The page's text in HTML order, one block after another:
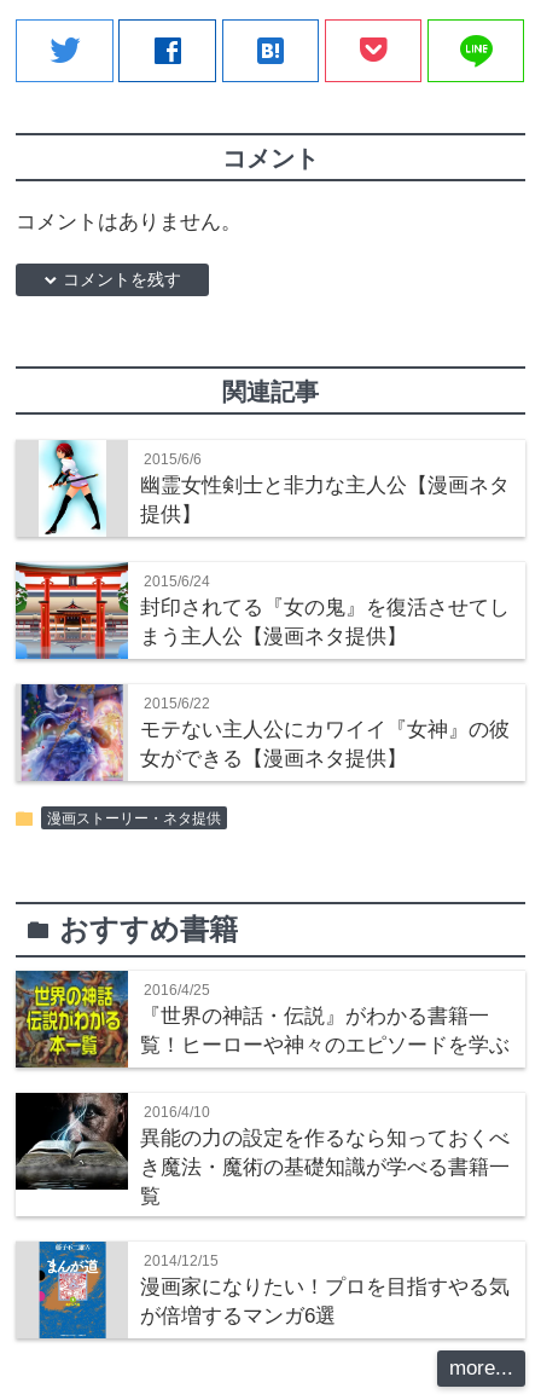
twitter facebook hatenabookmark line
コメント
コメントはありません。
down コメントを残す
関連記事
2015/6/6
幽霊女性剣士と非力な主人公【漫画ネタ
提供】
2015/6/24
封印されてる『女の鬼』を復活させてし
まう主人公【漫画ネタ提供】
2015/6/22
モテない主人公にカワイイ『女神』の彼
女ができる【漫画ネタ提供】
folder 漫画ストーリー・ネタ提供
folder おすすめ書籍
2016/4/25
『世界の神話・伝説』がわかる書籍一
覧！ヒーローや神々のエピソードを学ぶ
2016/4/10
異能の力の設定を作るなら知っておくべ
き魔法・魔術の基礎知識が学べる書籍一
覧
2014/12/15
漫画家になりたい！プロを目指すやる気
が倍増するマンガ6選
more...